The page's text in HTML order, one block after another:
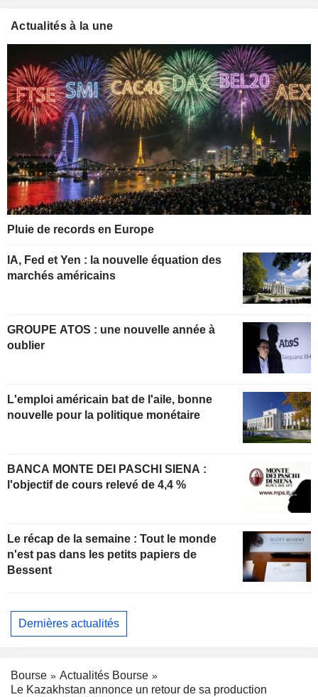
Actualités à la une
Pluie de records en Europe
IA, Fed et Yen : la nouvelle équation des
marchés américains
GROUPE ATOS : une nouvelle année à
oublier
L'emploi américain bat de l'aile, bonne
nouvelle pour la politique monétaire
BANCA MONTE DEI PASCHI SIENA :
l'objectif de cours relevé de 4,4 %
Le récap de la semaine : Tout le monde
n'est pas dans les petits papiers de
Bessent
Dernières actualités
Bourse
Actualités Bourse
Le Kazakhstan annonce un retour de sa production